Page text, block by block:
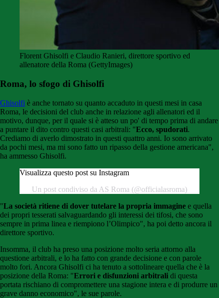
Florent Ghisolfi e Claudio Ranieri, direttore sportivo ed
allenatore della Roma (GettyImages)
Roma, lo sfogo di Ghisolfi
Ghisolfi è anche tornato su quanto accaduto in questi mesi in casa
Roma, le decisioni del club anche in relazione agli allenatori ed il
motivo, dunque, per il quale si è atteso un po' di tempo prima di andare
a puntare il dito contro questi casi arbitrali: "Ecco, spudorati.
Crediamo di averlo dimostrato in questi quattro anni. Io sono arrivato
da pochi mesi, ma mi sono fatto un ripasso della gestione americana",
ha ammesso Ghisolfi.
Visualizza questo post su Instagram
Un post condiviso da AS Roma (@officialasroma)
"La società ritiene di dover tutelare la propria immagine e quella
dei propri tesserati salvaguardando gli interessi dei tifosi, che sono
sempre in prima linea e riempiono l’Olimpico", ha poi detto ancora il
direttore sportivo.
Insomma, il club ha preso una posizione molto seria attorno alla
questione arbitrali, e lo ha fatto con grande decisione e con parole
molto fori. Ancora Ghisolfi ci ha tenuto a sottolineare quella che è la
posizione della Roma: "Errori e disfunzioni arbitrali di questa
portata rischiano di compromettere una stagione intera e di produrre un
grave danno economico", le sue parole.